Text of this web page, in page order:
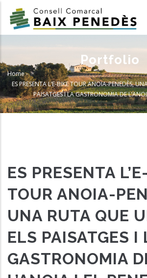
main
Portfolio
Breadcrumb
Home-
ES PRESENTA L’E-BIKE TOUR ANOIA-PENEDÈS,
PAISATGES I LA GASTRONOMIA DE
ES PRESENTA
TOUR ANOIA-
UNA RUTA QUE
ELS PAISATGES I
GASTRONOMIA